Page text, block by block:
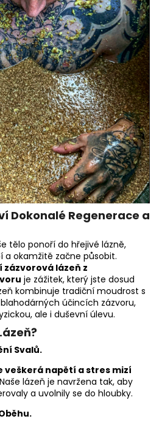
Dokonalé Regenerace a
tělo ponoří do hřejivé lázně,
a okamžitě začne působit.
lázeň z
je zážitek, který jste dosud
kombinuje tradiční moudrost s
účincích zázvoru,
ale i duševní úlevu.
Svalů.
veškerá napětí a stres mizí
Naše lázeň je navržena tak, aby
a uvolnily se do hloubky.